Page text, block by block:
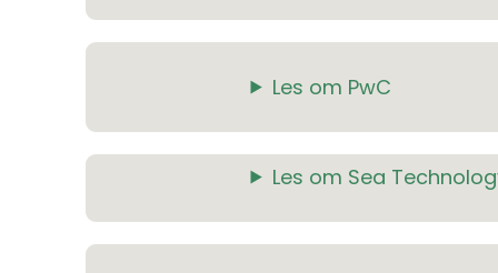
Les om PwC
Les om Sea